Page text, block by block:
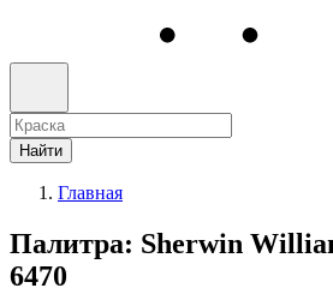
Найти
Главная
Палитра: Sherwin
6470